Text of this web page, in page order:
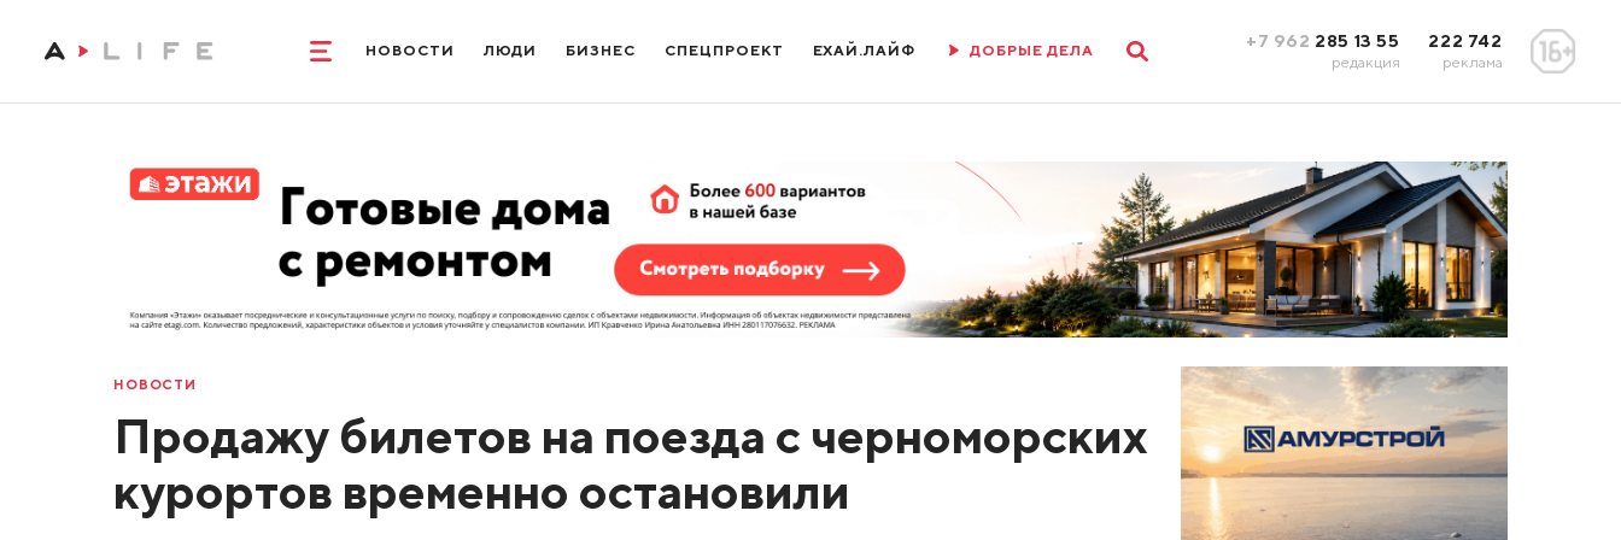
НОВОСТИ ЛЮДИ БИЗНЕС СПЕЦПРОЕКТ ЕХАЙ.ЛАЙФ ДОБРЫЕ ДЕЛА +7 962 285 13 55
редакция
222 742
реклама
НОВОСТИ
Продажу билетов на поезда с черноморских
курортов временно остановили